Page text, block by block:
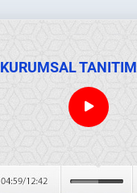
KURUMSAL